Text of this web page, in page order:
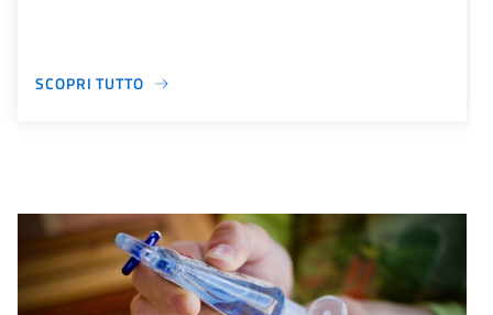
SCOPRI TUTTO